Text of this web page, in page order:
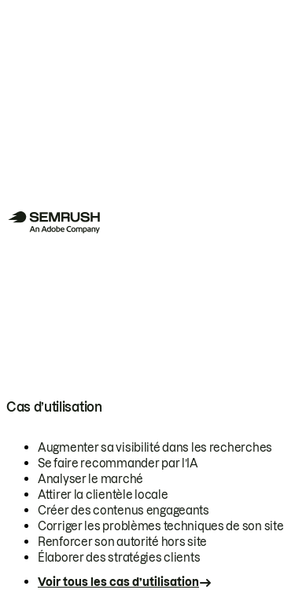
Cas d’utilisation
Augmenter sa visibilité dans les recherches
Se faire recommander par l’IA
Analyser le marché
Attirer la clientèle locale
Créer des contenus engageants
Corriger les problèmes techniques de son site
Renforcer son autorité hors site
Élaborer des stratégies clients
Voir tous les cas d’utilisation